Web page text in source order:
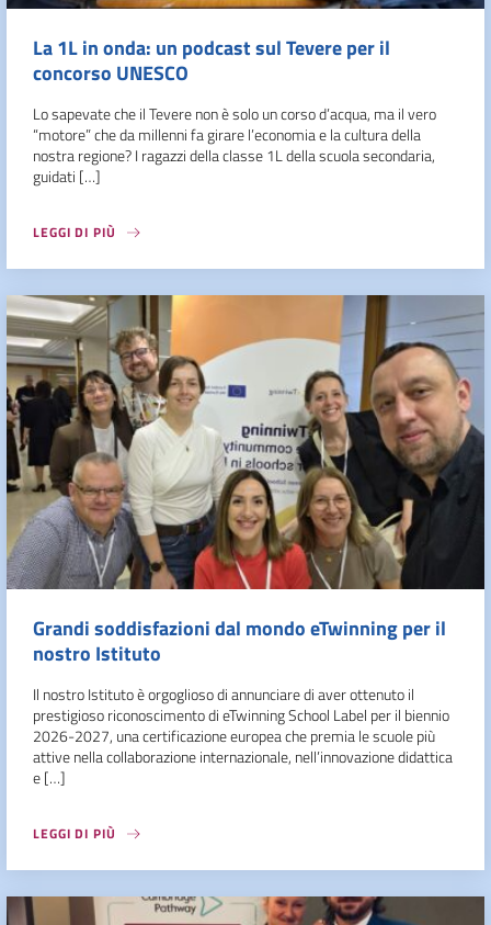
La 1L in onda: un podcast sul Tevere per il
concorso UNESCO
Lo sapevate che il Tevere non è solo un corso d’acqua, ma il vero
“motore” che da millenni fa girare l’economia e la cultura della
nostra regione? I ragazzi della classe 1L della scuola secondaria,
guidati […]
LEGGI DI PIÙ
Grandi soddisfazioni dal mondo eTwinning per il
nostro Istituto
Il nostro Istituto è orgoglioso di annunciare di aver ottenuto il
prestigioso riconoscimento di eTwinning School Label per il biennio
2026-2027, una certificazione europea che premia le scuole più
attive nella collaborazione internazionale, nell’innovazione didattica
e […]
LEGGI DI PIÙ